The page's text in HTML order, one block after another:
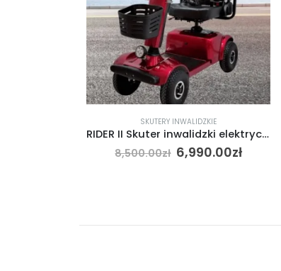
SKUTERY INWALIDZKIE
RIDER II Skuter inwalidzki elektryczny czterokołowy W4025 MDH
8,500.00zł 6,990.00zł